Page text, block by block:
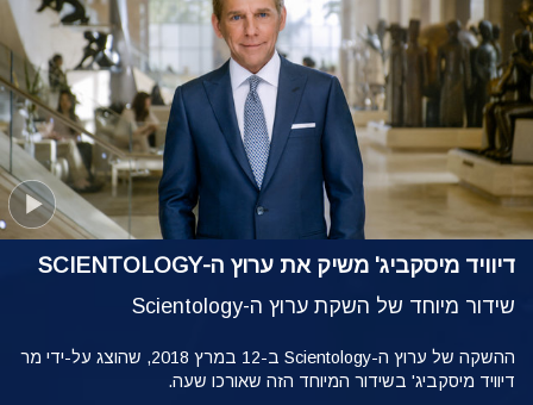
דיוויד מיסקביג' משיק את ערוץ ה-SCIENTOLOGY
שידור מיוחד של השקת ערוץ ה-Scientology
ההשקה של ערוץ ה-Scientology ב-12 במרץ 2018, שהוצג על-ידי מר
דיוויד מיסקביג' בשידור המיוחד הזה שאורכו שעה.